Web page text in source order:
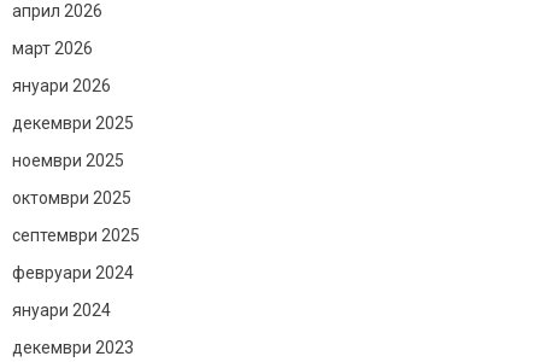
април 2026
март 2026
януари 2026
декември 2025
ноември 2025
октомври 2025
септември 2025
февруари 2024
януари 2024
декември 2023